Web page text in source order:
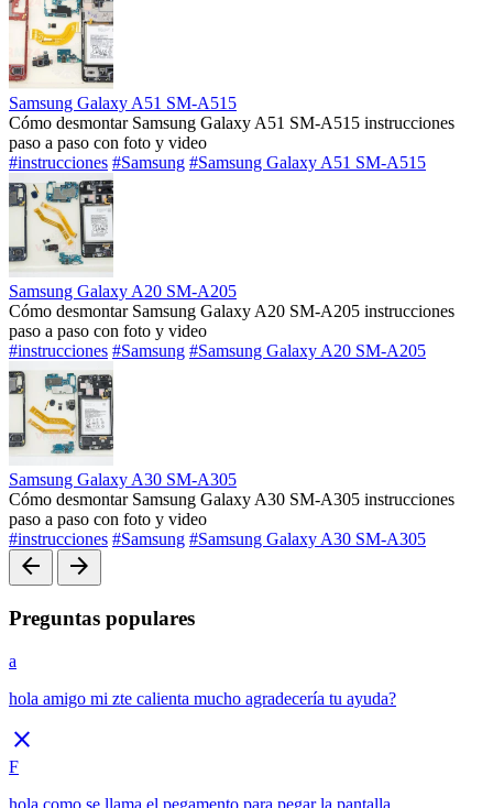
Samsung Galaxy A51 SM-A515
Cómo desmontar Samsung Galaxy A51 SM-A515 instrucciones
paso a paso con foto y video
#instrucciones #Samsung #Samsung Galaxy A51 SM-A515
Samsung Galaxy A20 SM-A205
Cómo desmontar Samsung Galaxy A20 SM-A205 instrucciones
paso a paso con foto y video
#instrucciones #Samsung #Samsung Galaxy A20 SM-A205
Samsung Galaxy A30 SM-A305
Cómo desmontar Samsung Galaxy A30 SM-A305 instrucciones
paso a paso con foto y video
#instrucciones #Samsung #Samsung Galaxy A30 SM-A305
arrow_back arrow_forward
Preguntas populares
a
hola amigo mi zte calienta mucho agradecería tu ayuda?
close
F
hola como se llama el pegamento para pegar la pantalla